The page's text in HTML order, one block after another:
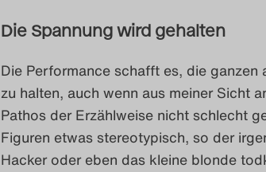
Die Spannung wird gehalten
Die Performance schafft es, die
zu halten, auch wenn aus meiner Sicht
Pathos der Erzählweise nicht schlecht
Figuren etwas stereotypisch, so der
Hacker oder eben das kleine blonde